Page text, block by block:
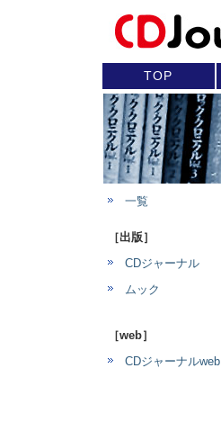
TOP
一覧
［出版］
CDジャーナル
ムック
［web］
CDジャーナルweb